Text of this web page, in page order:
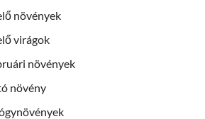
növények
virágok
növények
növény